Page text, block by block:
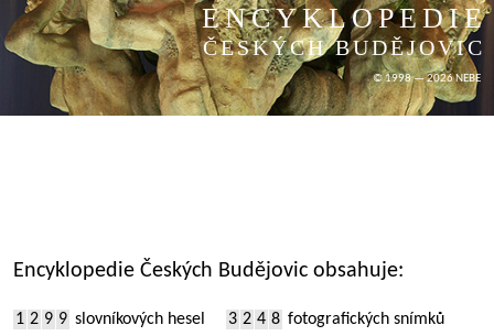
ENCYKLOPEDIE
ČESKÝCH BUDĚJOVIC
© 1998 — 2026 NEBE
Encyklopedie Českých Budějovic obsahuje:
1 2 9 9 slovníkových hesel 3 2 4 8 fotografických snímků